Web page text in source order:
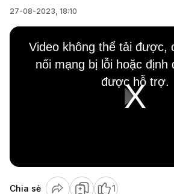
27-08-2023, 18:10
Play
This
window.
Video không thể tải được,
nối mạng bị lỗi hoặc định
được hỗ trợ.
Chia sẻ 1